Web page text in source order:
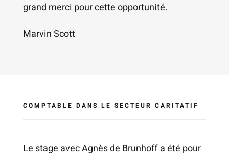
grand merci pour cette opportunité.
Marvin Scott
COMPTABLE DANS LE SECTEUR CARITATIF
Le stage avec Agnès de Brunhoff a été pour